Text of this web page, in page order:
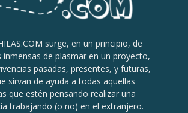
surge, en un principio, de
inmensas de plasmar en un proyecto,
pasadas, presentes, y futuras,
sirvan de ayuda a todas aquellas
que estén pensando realizar una
trabajando (o no) en el extranjero.